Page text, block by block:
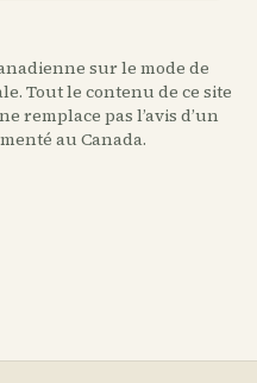
sur le mode de
Tout le contenu de ce site
remplace pas l’avis d’un
au Canada.